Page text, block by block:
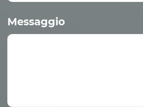
Messaggio